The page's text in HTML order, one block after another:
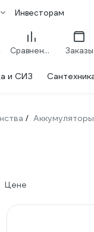
Инвесторам
Сравнение Заказы
и СИЗ
/
Цене